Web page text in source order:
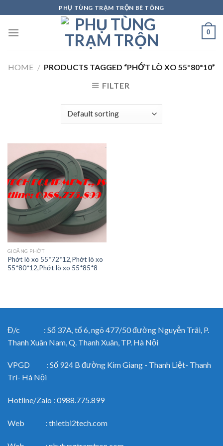
to
content
PHỤ TÙNG TRẠM TRỘN BÊ TÔNG
0
HOME / PRODUCTS TAGGED “PHỚT LÒ XO 55*80*10”
FILTER
GIOĂNG PHỚT
Phớt lò xo 55*72*12,Phớt lò xo
55*80*12,Phớt lò xo 55*85*8
Đ/c : Số 37A, tổ 6, ngõ 477/50 đường Nguyễn Trãi, P.
Thanh Xuân Nam, Q. Thanh Xuân, TP. Hà Nội
VPGD : Số 924 B đường Kim Giang - Thanh Liệt- Thanh
Trì- Hà Nội
Hotline/Zalo : 0988.775.899
Web : thietbi2tech.com